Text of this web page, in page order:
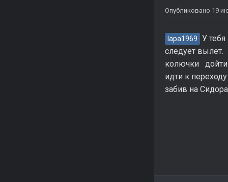
Опубликовано 19
lapa1969 У
следует
колючки дойти
идти к
забив на